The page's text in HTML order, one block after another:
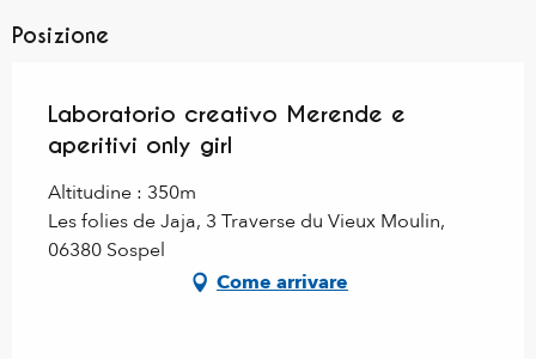
Posizione
Laboratorio creativo Merende e
aperitivi only girl
Altitudine : 350m
Les folies de Jaja, 3 Traverse du Vieux Moulin,
06380 Sospel
Come arrivare